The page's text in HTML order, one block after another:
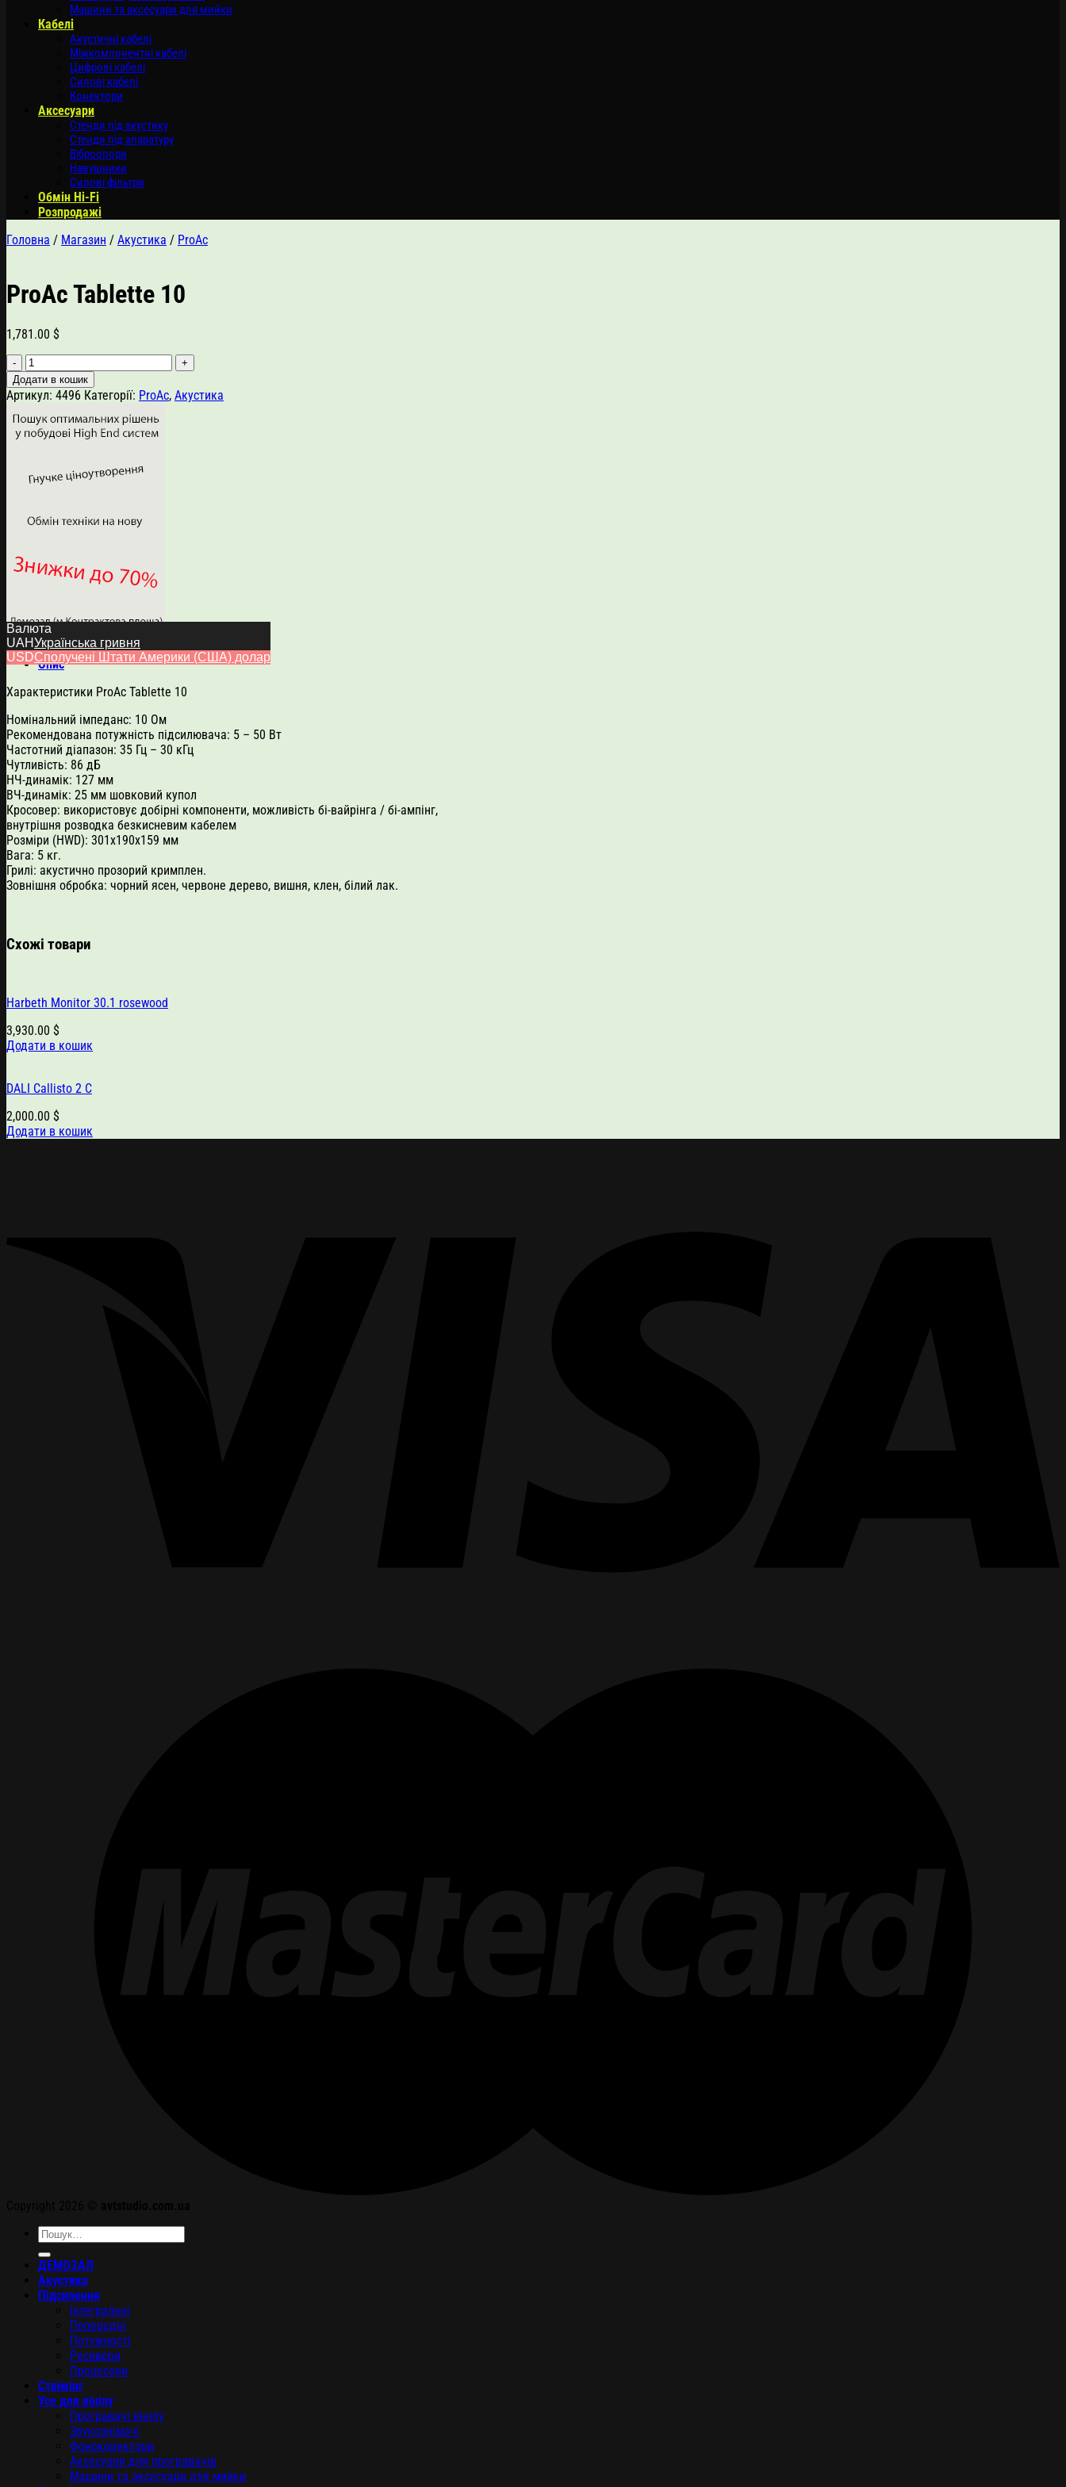
Машини та аксесуари для мийки
Кабелі
Акустичні кабелі
Міжкомпонентні кабелі
Цифрові кабелі
Силові кабелі
Конектори
Аксесуари
Стенди під акустику
Стенди під апаратуру
Віброопори
Навушники
Силові фільтри
Обмін Hi-Fi
Розпродажі
Головна / Магазин / Акустика / ProAc
ProAc Tablette 10
1,781.00 $
ProAc
Tablette
10
кількість
Додати в кошик
Артикул: 4496 Категорії: ProAc, Акустика
Опис
Характеристики ProAc Tablette 10
Номінальний імпеданс: 10 Ом
Рекомендована потужність підсилювача: 5 – 50 Вт
Частотний діапазон: 35 Гц – 30 кГц
Чутливість: 86 дБ
НЧ-динамік: 127 мм
ВЧ-динамік: 25 мм шовковий купол
Кросовер: використовує добірні компоненти, можливість бі-вайрінга / бі-ампінг,
внутрішня розводка безкисневим кабелем
Розміри (HWD): 301х190х159 мм
Вага: 5 кг.
Грилі: акустично прозорий кримплен.
Зовнішня обробка: чорний ясен, червоне дерево, вишня, клен, білий лак.
Схожі товари
Harbeth Monitor 30.1 rosewood
3,930.00 $
Додати в кошик
DALI Callisto 2 C
2,000.00 $
Додати в кошик
Шукати:
ДЕМОЗАЛ
Акустика
Підсилення
Інтегральні
Попередні
Потужності
Ресивери
Процесори
Стрімінг
Усе для вінілу
Програвачі вінілу
Звукознімачі
Фонокоректори
Аксесуари для програвачів
Машини та аксесуари для мийки
Валюта
UAHУкраїнська гривня
USDСполучені Штати Америки (США) долар